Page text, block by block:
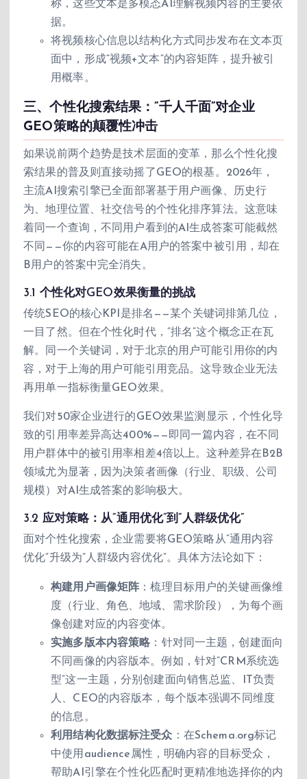
称，这些文本是多模态AI理解视频内容的主要依
据。
将视频核心信息以结构化方式同步发布在文本页
面中，形成”视频+文本”的内容矩阵，提升被引
用概率。
三、个性化搜索结果：”千人千面”对企业
GEO策略的颠覆性冲击
如果说前两个趋势是技术层面的变革，那么个性化搜
索结果的普及则直接动摇了GEO的根基。2026年，
主流AI搜索引擎已全面部署基于用户画像、历史行
为、地理位置、社交信号的个性化排序算法。这意味
着同一个查询，不同用户看到的AI生成答案可能截然
不同——你的内容可能在A用户的答案中被引用，却在
B用户的答案中完全消失。
3.1 个性化对GEO效果衡量的挑战
传统SEO的核心KPI是排名——某个关键词排第几位，
一目了然。但在个性化时代，”排名”这个概念正在瓦
解。同一个关键词，对于北京的用户可能引用你的内
容，对于上海的用户可能引用竞品。这导致企业无法
再用单一指标衡量GEO效果。
我们对50家企业进行的GEO效果监测显示，个性化导
致的引用率差异高达400%——即同一篇内容，在不同
用户群体中的被引用率相差4倍以上。这种差异在B2B
领域尤为显著，因为决策者画像（行业、职级、公司
规模）对AI生成答案的影响极大。
3.2 应对策略：从”通用优化”到”人群级优化”
面对个性化搜索，企业需要将GEO策略从”通用内容
优化”升级为”人群级内容优化”。具体方法论如下：
构建用户画像矩阵 ：梳理目标用户的关键画像维
度（行业、角色、地域、需求阶段），为每个画
像创建对应的内容变体。
实施多版本内容策略 ：针对同一主题，创建面向
不同画像的内容版本。例如，针对”CRM系统选
型”这一主题，分别创建面向销售总监、IT负责
人、CEO的内容版本，每个版本强调不同维度
的信息。
利用结构化数据标注受众 ：在Schema.org标记
中使用audience属性，明确内容的目标受众，
帮助AI引擎在个性化匹配时更精准地选择你的内